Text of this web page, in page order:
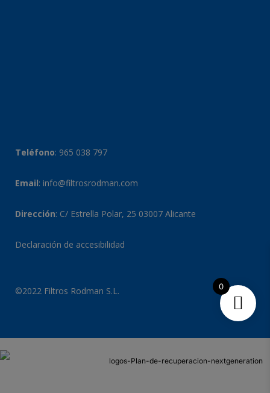
Teléfono: 965 038 797
Email: info@filtrosrodman.com
Dirección: C/ Estrella Polar, 25 03007 Alicante
Declaración de accesibilidad
©2022 Filtros Rodman S.L. 0